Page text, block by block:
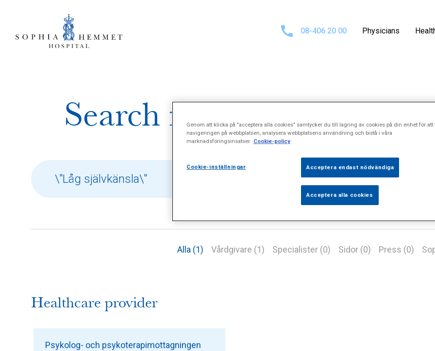
08-406 20 00 Physicians
Search results for\"Låg
Alla (1) Vårdgivare (1) Specialister (0) Sidor (0) Press (0)
Healthcare provider
Psykolog- och psykoterapimottagningen
Genom att klicka på "acceptera alla cookies" samtycker du till lagring av cookies på din enhet för att
navigeringen på webbplatsen, analysera webbplatsens användning och bistå i våra
marknadsföringsinsatser. Cookie-policy
Cookie-inställningar Acceptera endast nödvändiga
Acceptera alla cookies